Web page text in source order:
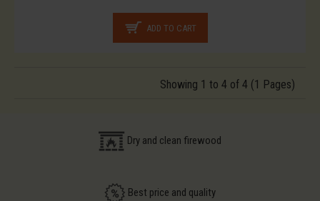
ADD TO CART
Showing 1 to 4 of 4 (1 Pages)
Dry and clean firewood
Best price and quality